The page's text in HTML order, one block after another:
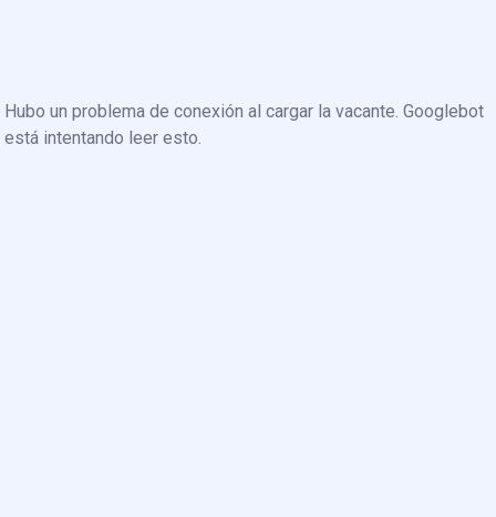
Hubo un problema de conexión al cargar la vacante. Googlebot
está intentando leer esto.